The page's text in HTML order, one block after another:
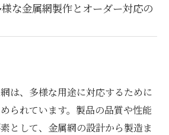
な金属網製作とオーダー対応の
は、多様な用途に対応するために
られています。製品の品質や性能
として、金属網の設計から製造ま